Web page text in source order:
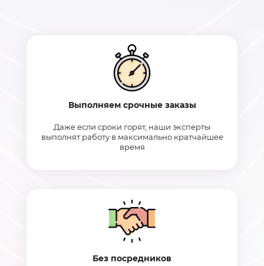
Выполняем срочные заказы
Даже если сроки горят, наши эксперты
выполнят работу в максимально кратчайшее
время
Без посредников